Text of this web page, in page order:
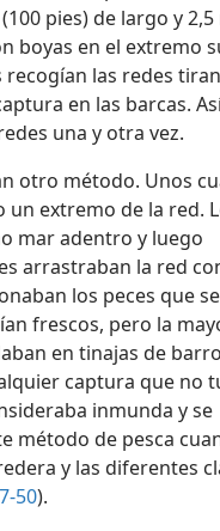
de peces en su
pies) de largo y
boyas en el extremo
las redes
en las barcas. Así
una y otra vez.
otro método. Unos
extremo de la red.
mar adentro y luego
arrastraban la red
los peces que
frescos, pero la
en tinajas de
captura que no
inmunda y se
método de pesca
y las diferentes